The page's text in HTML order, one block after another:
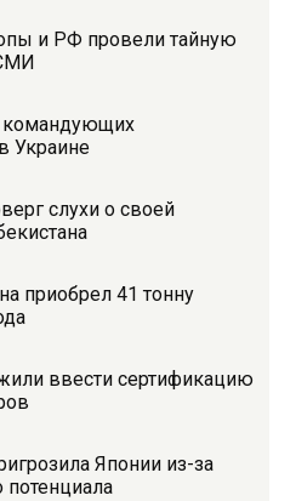
и РФ провели тайную
командующих
Украине
слухи о своей
приобрел 41 тонну
ввести сертификацию
Японии из-за
потенциала